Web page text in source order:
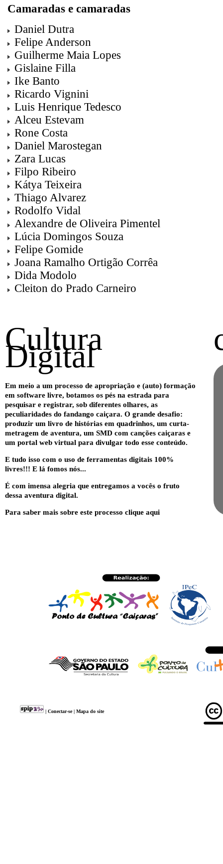
Camaradas e camaradas
Daniel Dutra
Felipe Anderson
Guilherme Maia Lopes
Gislaine Filla
Ike Banto
Ricardo Vignini
Luis Henrique Tedesco
Alceu Estevam
Rone Costa
Daniel Marostegan
Zara Lucas
Filpo Ribeiro
Kátya Teixeira
Thiago Alvarez
Rodolfo Vidal
Alexandre de Oliveira Pimentel
Lúcia Domingos Souza
Felipe Gomide
Joana Ramalho Ortigão Corrêa
Dida Modolo
Cleiton do Prado Carneiro
Cultura
Digital
Em meio a um processo de apropriação e (auto) formação
em software livre, botamos os pés na estrada para
pesquisar e registrar, sob diferentes olhares, as
peculiaridades do fandango caiçara. O grande desafio:
produzir um livro de histórias em quadrinhos, um curta-
metragem de aventura, um SMD com canções caiçaras e
um portal web virtual para divulgar todo esse conteúdo.
E tudo isso com o uso de ferramentas digitais 100%
livres!!! E lá fomos nós...
É com imensa alegria que entregamos a vocês o fruto
dessa aventura digital.
Para saber mais sobre este processo clique aqui
| Conectar-se| Mapa do site